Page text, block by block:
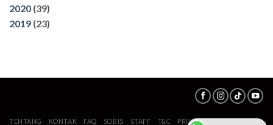
2020 (39)
2019 (23)
TENTANG KONTAK FAQ SOBIS STAFF T&C PRIVACY POLICY